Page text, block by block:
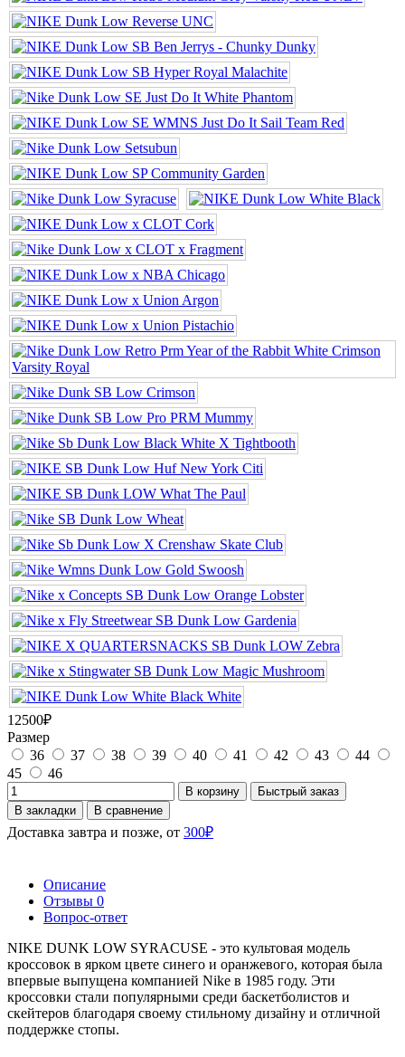
12500₽
Размер
36
37 38 39 40 41 42 43
44
45
46
В корзину
Быстрый заказ
В закладки
В сравнение
Доставка завтра и позже, от 300₽
Описание
Отзывы 0
Вопрос-ответ
NIKE DUNK LOW SYRACUSE - это культовая модель
кроссовок в ярком цвете синего и оранжевого, которая была
впервые выпущена компанией Nike в 1985 году. Эти
кроссовки стали популярными среди баскетболистов и
скейтеров благодаря своему стильному дизайну и отличной
поддержке стопы.